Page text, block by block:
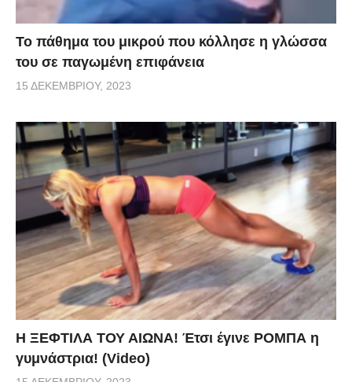
Το πάθημα του μικρού που κόλλησε η γλώσσα
του σε παγωμένη επιφάνεια
15 ΔΕΚΕΜΒΡΊΟΥ, 2023
Η ΞΕΦΤΙΛΑ ΤΟΥ ΑΙΩΝΑ! Έτσι έγινε ΡΟΜΠΑ η
γυμνάστρια! (Video)